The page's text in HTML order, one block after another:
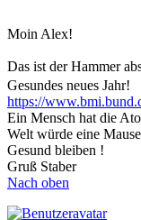
Moin Alex!
Das ist der Hammer
Gesundes neues Jahr!
https://
Ein Mensch hat die
Welt würde eine
Gesund bleiben !
Gruß Staber
Nach oben